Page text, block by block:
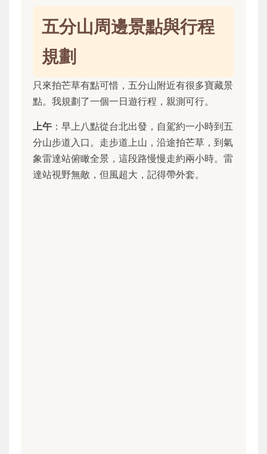
五分山周邊景點與行程
規劃
只來拍芒草有點可惜，五分山附近有很多寶藏景
點。我規劃了一個一日遊行程，親測可行。
上午 ：早上八點從台北出發，自駕約一小時到五
分山步道入口。走步道上山，沿途拍芒草，到氣
象雷達站俯瞰全景，這段路慢慢走約兩小時。雷
達站視野無敵，但風超大，記得帶外套。